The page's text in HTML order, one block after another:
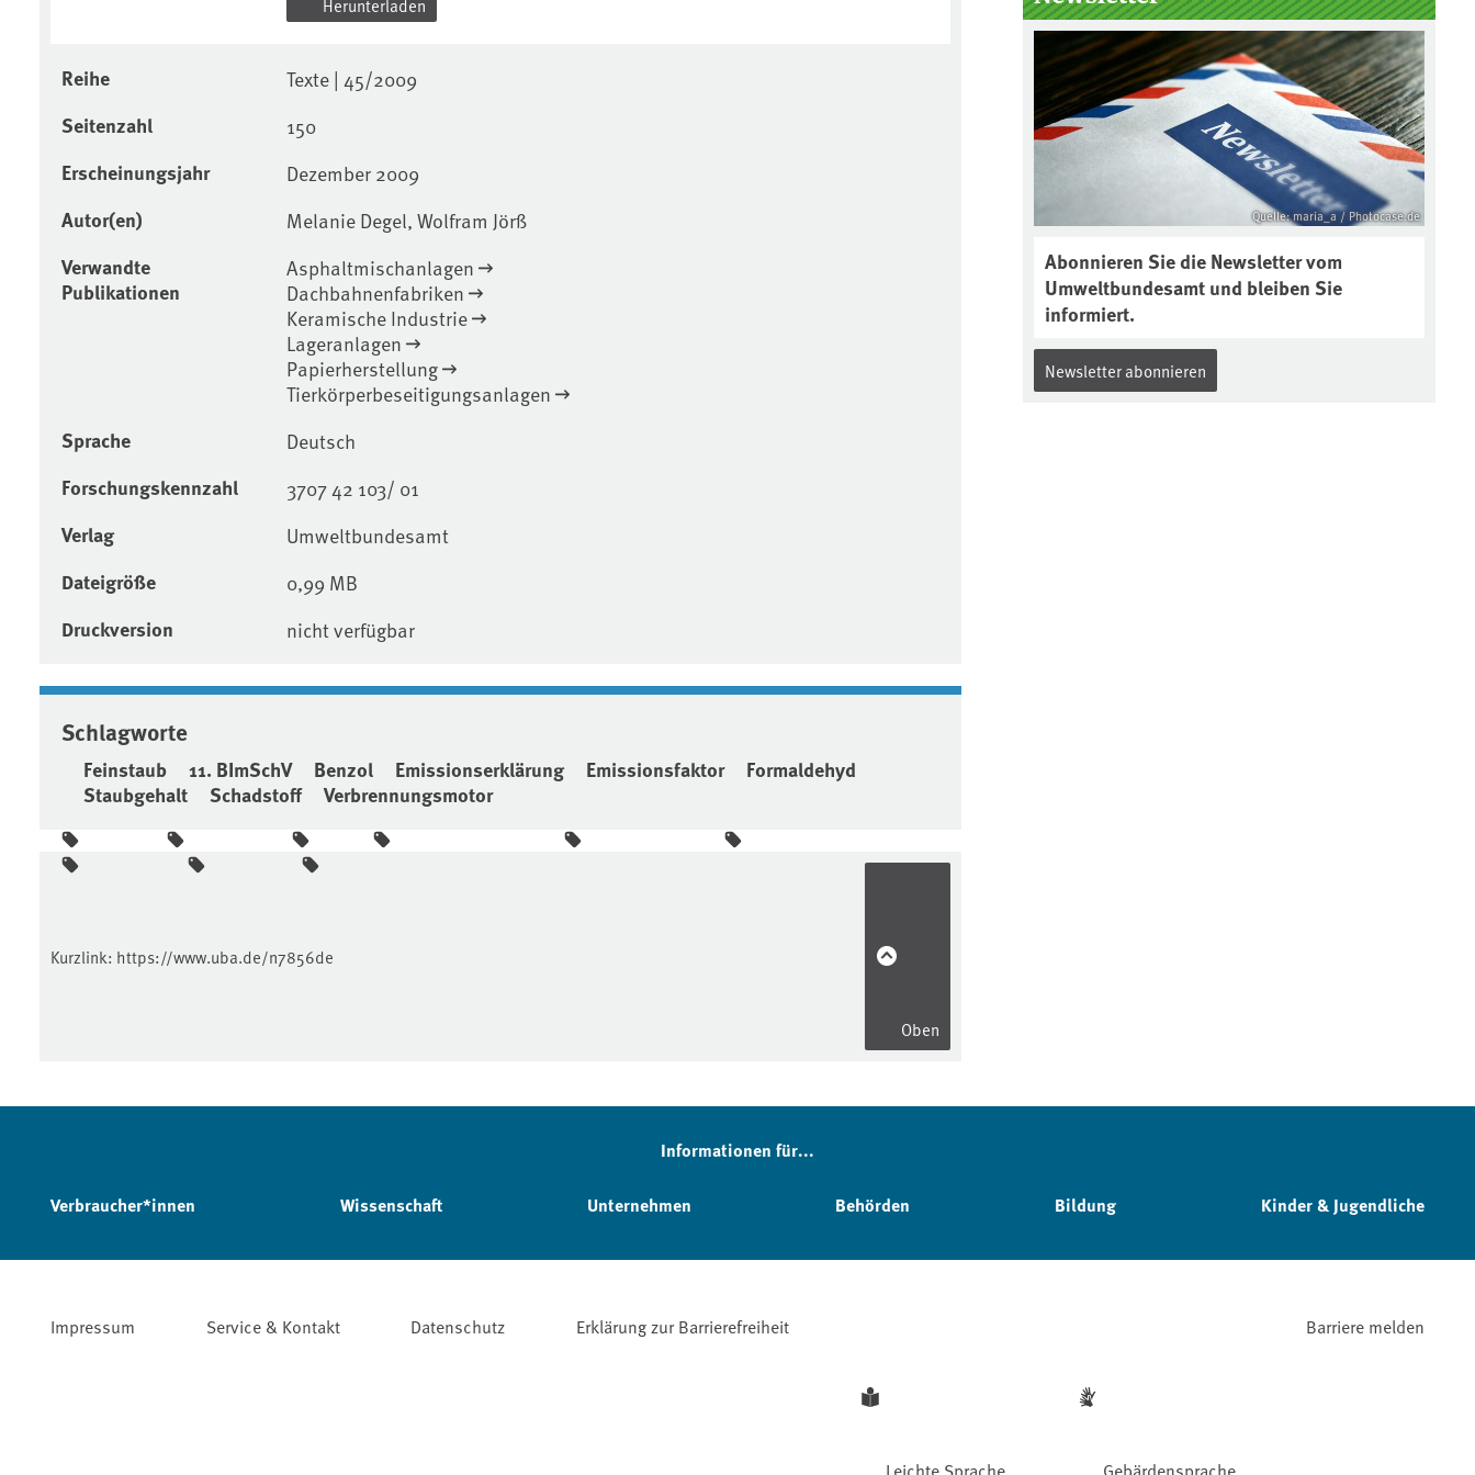
Reihe Texte | 45/2009
Seitenzahl 150
Erscheinungsjahr Dezember 2009
Autor(en) Melanie Degel, Wolfram Jörß
Verwandte
Publikationen
Asphaltmischanlagen
Dachbahnenfabriken
Keramische Industrie
Lageranlagen
Papierherstellung
Tierkörperbeseitigungsanlagen
Sprache Deutsch
Forschungskennzahl 3707 42 103/ 01
Verlag Umweltbundesamt
Dateigröße 0,99 MB
Druckversion nicht verfügbar
Schlagworte
Feinstaub 11. BImSchV Benzol Emissionserklärung Emissionsfaktor
Formaldehyd
Staubgehalt
Schadstoff Verbrennungsmotor
Boden des Jahres ausgewählt und
was passiert eigentlich während
eines solchen Bodenjahres? Infos
dazu gibt es im aktuellen Podcast
„Soilcast“. Jetzt reinhören:
https://soilcast.de/interview/sc20
2-interview-die-kuer-der-krume/
Quelle: maria_a / Photocase.de
Abonnieren Sie die Newsletter vom
Umweltbundesamt und bleiben Sie
informiert.
Newsletter abonnieren
Kurzlink: https://www.uba.de/n7856de
Oben
Informationen für...
Verbraucher*innen Wissenschaft Unternehmen Behörden Bildung Kinder & Jugendliche
Impressum Service & Kontakt Datenschutz Erklärung zur Barrierefreiheit
Leichte Sprache Gebärdensprache
Barriere melden